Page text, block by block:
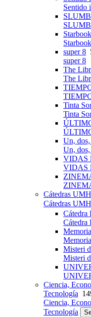
Sentido
super 8
super 8
The
The
Tinta
Tinta
Un, dos,
Un, dos,
VIDAS
VIDAS
Cátedras UMH
Cátedras UMH
Cátedra
Cátedra
Misteri
Misteri
Ciencia,
Tecnología
Ciencia,
Tecnología